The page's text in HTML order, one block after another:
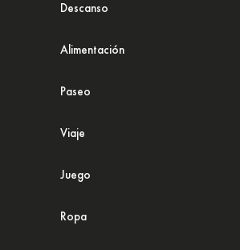
Descanso
Alimentación
Paseo
Viaje
Juego
Ropa